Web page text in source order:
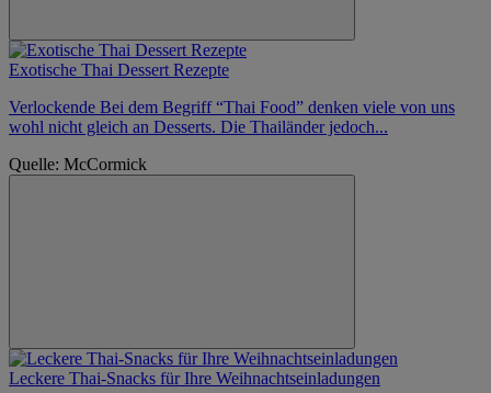
Exotische Thai Dessert Rezepte
Verlockende Bei dem Begriff “Thai Food” denken viele von uns
wohl nicht gleich an Desserts. Die Thailänder jedoch...
Quelle: McCormick
Leckere Thai-Snacks für Ihre Weihnachtseinladungen